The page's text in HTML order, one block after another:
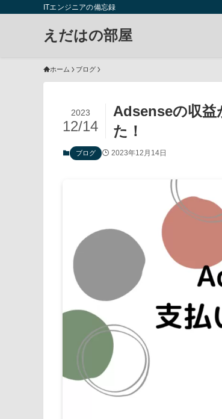
ITエンジニアの備忘録
えだはの部屋
ホーム ブログ
Adsenseの収益
た！
2023
12/14
ブログ 2023年12月14日